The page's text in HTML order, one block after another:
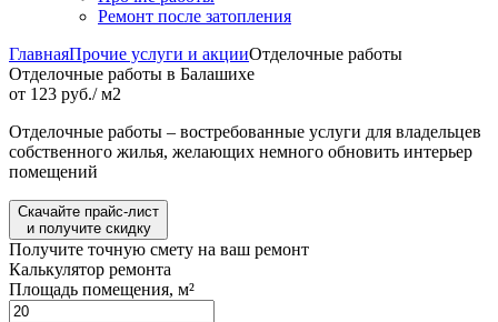
Ремонт после затопления
ГлавнаяПрочие услуги и акцииОтделочные работы
Отделочные работы в Балашихе
от 123 руб./ м2
Отделочные работы – востребованные услуги для владельцев
собственного жилья, желающих немного обновить интерьер
помещений
Скачайте прайс-лист
и получите скидку
Получите точную смету на ваш ремонт
Калькулятор ремонта
Площадь помещения, м²